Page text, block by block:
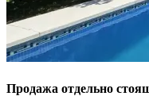
Продажа отдельно